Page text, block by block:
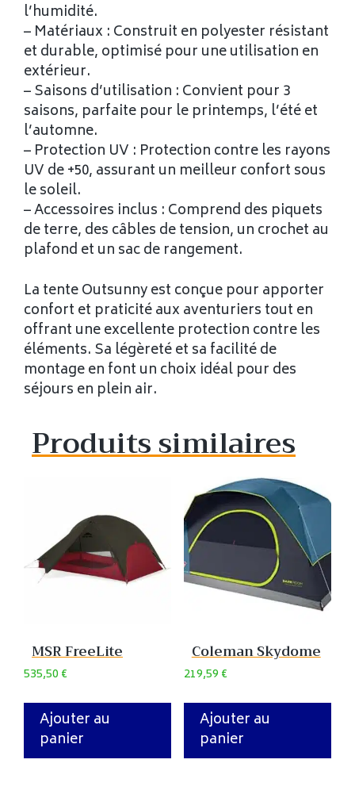
l’humidité.
– Matériaux : Construit en polyester résistant
et durable, optimisé pour une utilisation en
extérieur.
– Saisons d’utilisation : Convient pour 3
saisons, parfaite pour le printemps, l’été et
l’automne.
– Protection UV : Protection contre les rayons
UV de +50, assurant un meilleur confort sous
le soleil.
– Accessoires inclus : Comprend des piquets
de terre, des câbles de tension, un crochet au
plafond et un sac de rangement.
La tente Outsunny est conçue pour apporter
confort et praticité aux aventuriers tout en
offrant une excellente protection contre les
éléments. Sa légèreté et sa facilité de
montage en font un choix idéal pour des
séjours en plein air.
Produits similaires
MSR FreeLite
535,50€
Ajouter au
panier
Coleman Skydome
219,59€
Ajouter au
panier